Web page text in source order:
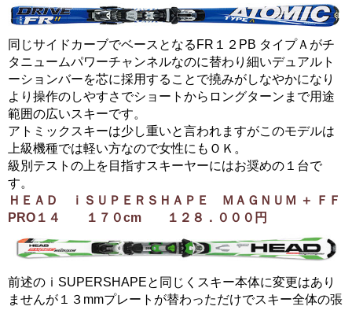
同じサイドカーブでベースとなるFR１２PB タイプＡがチ
タニュームパワーチャンネルなのに替わり細いデュアルト
ーションバーを芯に採用することで撓みがしなやかになり
より操作のしやすさでショートからロングターンまで用途
範囲の広いスキーです。
アトミックスキーは少し重いと言われますがこのモデルは
上級機種では軽い方なので女性にもＯＫ。
級別テストの上を目指すスキーヤーにはお奨めの１台で
す。
ＨＥＡＤ ｉＳＵＰＥＲＳＨＡＰＥ ＭＡＧＮＵＭ ＋ ＦＦ
PRO１４ １７０cm １２８．０００円
前述のⅰSUPERSHAPEと同じくスキー本体に変更はあり
ませんが１３mmプレートが替わっただけでスキー全体の張